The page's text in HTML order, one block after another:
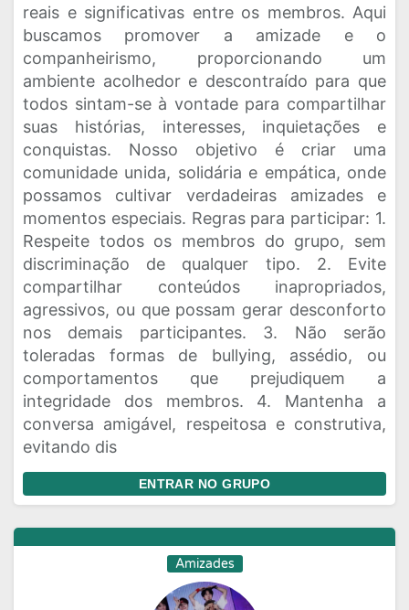
reais e significativas entre os membros. Aqui
buscamos promover a amizade e o
companheirismo, proporcionando um
ambiente acolhedor e descontraído para que
todos sintam-se à vontade para compartilhar
suas histórias, interesses, inquietações e
conquistas. Nosso objetivo é criar uma
comunidade unida, solidária e empática, onde
possamos cultivar verdadeiras amizades e
momentos especiais. Regras para participar: 1.
Respeite todos os membros do grupo, sem
discriminação de qualquer tipo. 2. Evite
compartilhar conteúdos inapropriados,
agressivos, ou que possam gerar desconforto
nos demais participantes. 3. Não serão
toleradas formas de bullying, assédio, ou
comportamentos que prejudiquem a
integridade dos membros. 4. Mantenha a
conversa amigável, respeitosa e construtiva,
evitando dis
ENTRAR NO GRUPO
Amizades